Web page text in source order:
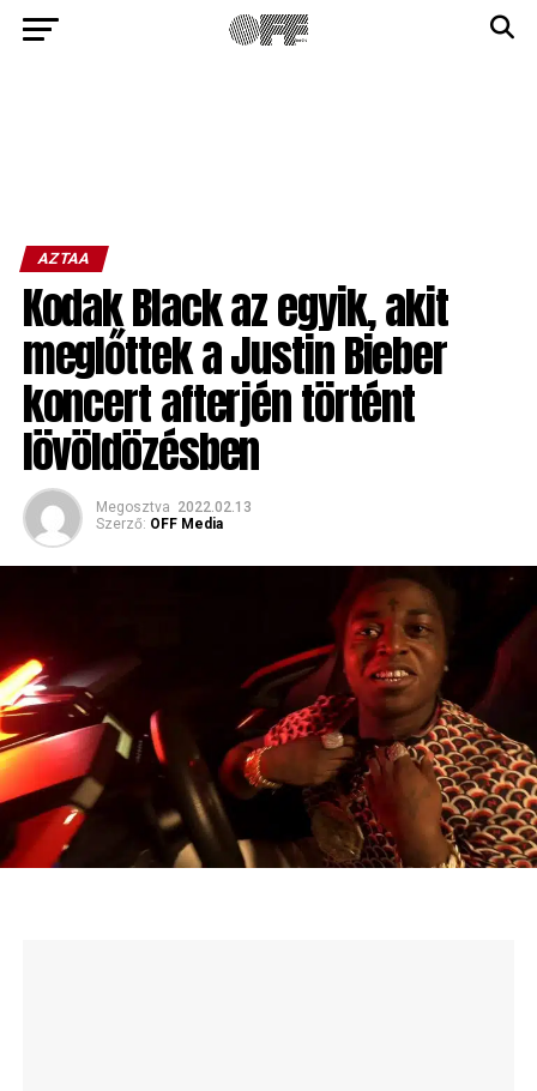
AZTAA
Kodak Black az egyik, akit
meglőttek a Justin Bieber
koncert afterjén történt
lövöldözésben
Megosztva 2022.02.13
Szerző: OFF Media